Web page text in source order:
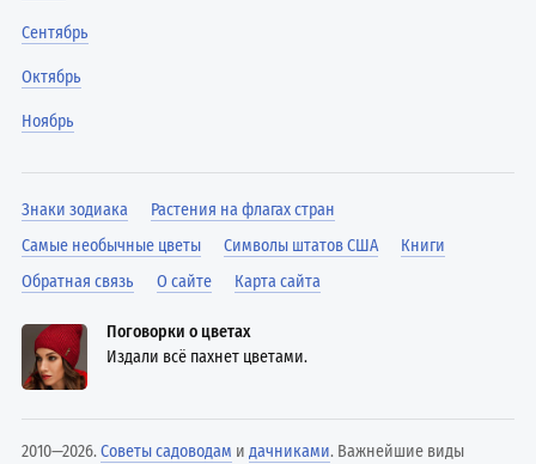
Сентябрь
Октябрь
Ноябрь
Знаки зодиака
Растения на флагах стран
Самые необычные цветы
Символы штатов США
Книги
Обратная связь
О сайте Карта сайта
Поговорки о цветах
Издали всё пахнет цветами.
2010—2026.Советы садоводам идачниками. Важнейшие виды